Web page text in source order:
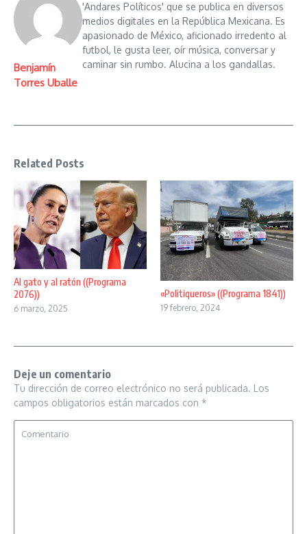
Benjamín
Torres Uballe
'Andares Políticos' que se publica en diversos
medios digitales en la República Mexicana. Es
apasionado de México, aficionado irredento al
futbol, le gusta leer, oír música, conversar y
caminar sin rumbo. Alucina a los gandallas.
Related Posts
Al gato y al ratón ((Programa
2076))
6 marzo, 2025
«Politiqueros» ((Programa 1841))
19 febrero, 2024
Deje un comentario
Tu dirección de correo electrónico no será publicada. Los
campos obligatorios están marcados con *